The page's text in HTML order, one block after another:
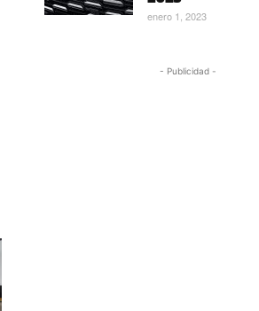
enero 1, 2023
- Publicidad -